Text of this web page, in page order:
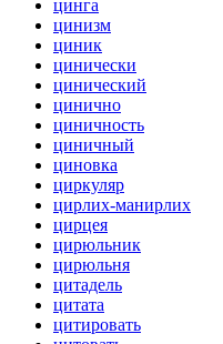
цинга
цинизм
циник
цинически
цинический
цинично
циничность
циничный
циновка
циркуляр
цирлих-манирлих
цирцея
цирюльник
цирюльня
цитадель
цитата
цитировать